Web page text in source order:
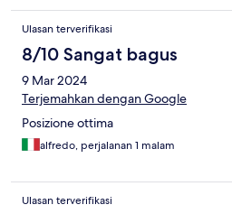
Ulasan terverifikasi
8/10 Sangat bagus
9 Mar 2024
Terjemahkan dengan Google
Posizione ottima
alfredo, perjalanan 1 malam
Ulasan terverifikasi